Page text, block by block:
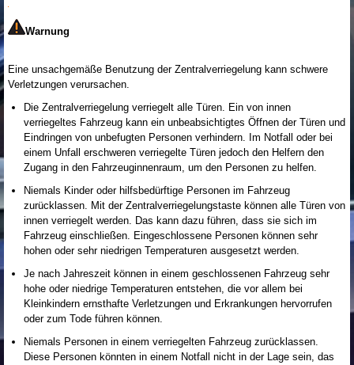
Warnung
Eine unsachgemäße Benutzung der Zentralverriegelung kann schwere
Verletzungen verursachen.
Die Zentralverriegelung verriegelt alle Türen. Ein von innen
verriegeltes Fahrzeug kann ein unbeabsichtigtes Öffnen der Türen und
Eindringen von unbefugten Personen verhindern. Im Notfall oder bei
einem Unfall erschweren verriegelte Türen jedoch den Helfern den
Zugang in den Fahrzeuginnenraum, um den Personen zu helfen.
Niemals Kinder oder hilfsbedürftige Personen im Fahrzeug
zurücklassen. Mit der Zentralverriegelungstaste können alle Türen von
innen verriegelt werden. Das kann dazu führen, dass sie sich im
Fahrzeug einschließen. Eingeschlossene Personen können sehr
hohen oder sehr niedrigen Temperaturen ausgesetzt werden.
Je nach Jahreszeit können in einem geschlossenen Fahrzeug sehr
hohe oder niedrige Temperaturen entstehen, die vor allem bei
Kleinkindern ernsthafte Verletzungen und Erkrankungen hervorrufen
oder zum Tode führen können.
Niemals Personen in einem verriegelten Fahrzeug zurücklassen.
Diese Personen könnten in einem Notfall nicht in der Lage sein, das